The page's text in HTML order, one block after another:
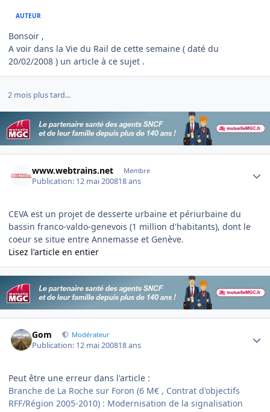
AUTEUR
Bonsoir ,
A voir dans la Vie du Rail de cette semaine ( daté du
20/02/2008 ) un article à ce sujet .
2 mois plus tard...
www.webtrains.net Membre
Publication: 12 mai 200818 ans
CEVA est un projet de desserte urbaine et périurbaine du
bassin franco-valdo-genevois (1 million d'habitants), dont le
coeur se situe entre Annemasse et Genève.
Lisez l'article en entier
Gom Modérateur
Publication: 12 mai 200818 ans
Peut être une erreur dans l'article :
Branche de La Roche sur Foron (6 M€ , Contrat d'objectifs
RFF/Région 2005-2010) : Modernisation de la signalisation